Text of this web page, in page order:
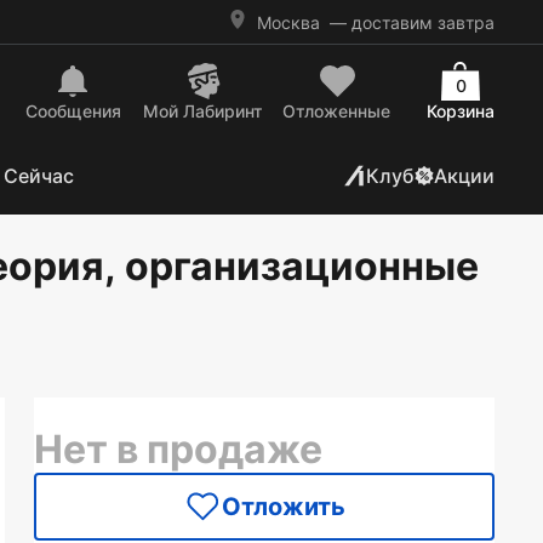
Москва — доставим завтра
Сообщения Mой Лабиринт Отложенные Корзина
0
Клуб Акции
организационные
Нет в продаже
Отложить